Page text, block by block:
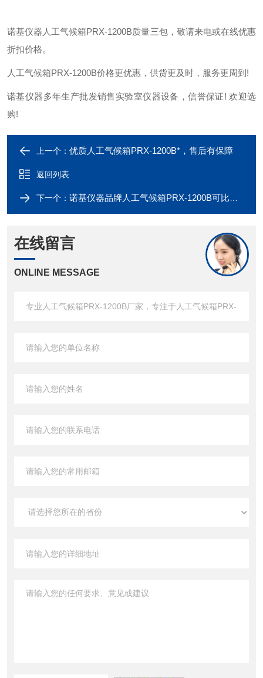
诺基仪器人工气候箱PRX-1200B质量三包，敬请来电或在线优惠
折扣价格。
人工气候箱PRX-1200B价格更优惠，供货更及时，服务更周到!
诺基仪器多年生产批发销售实验室仪器设备，信誉保证! 欢迎选
购!
上一个： 优质人工气候箱PRX-1200B*，售后有保障
返回列表
下一个： 诺基仪器品牌人工气候箱PRX-1200B可比进口产品
在线留言
ONLINE MESSAGE